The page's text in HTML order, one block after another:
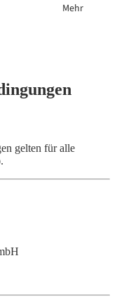
Mehr
gelten für alle